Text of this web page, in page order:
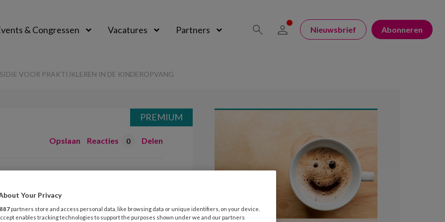
& Congressen Vacatures Partners Nieuwsbrief Abonneren
VOOR PRAKTIJKLEREN IN DE KINDEROPVANG
Opslaan Reacties 0 Delen
subsidie
in de
PREMIUM
Your Privacy
887 partners store and access personal data, like browsing data or unique identifiers, on your device.
enables tracking technologies to support the purposes shown under we and our partners